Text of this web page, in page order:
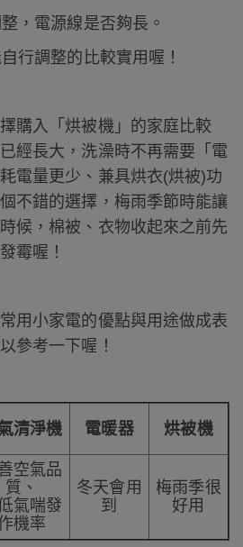
，電源線是否夠長。
行調整的比較實用喔！
購入「烘被機」的家庭比較
經長大，洗澡時不再需要「電
電量更少、兼具烘衣(烘被)功
不錯的選擇，梅雨季節時能讓
候，棉被、衣物收起來之前先
霉喔！
用小家電的優點與用途做成表
參考一下喔！
清淨機 電暖器 烘被機
空氣品
質、
氣喘發
機率
冬天會用
到
梅雨季很
好用